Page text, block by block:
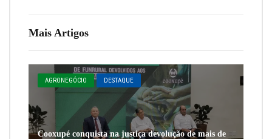
Mais Artigos
AGRONEGÓCIO DESTAQUE
Cooxupé conquista na justiça devolução de mais de